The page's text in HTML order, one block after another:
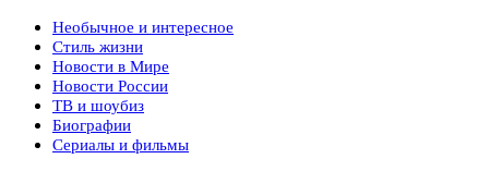
Необычное и интересное
Стиль жизни
Новости в Мире
Новости России
ТВ и шоубиз
Биографии
Сериалы и фильмы